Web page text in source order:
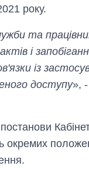
року.
та
і
із
доступу»,
окремих